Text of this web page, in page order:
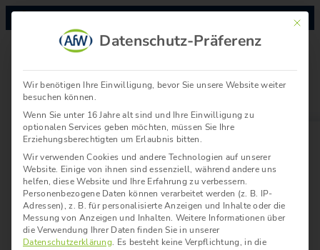
Aktuelles
PositionenTermine
Pressemeldungen
Pressebereich
Mit
Datenschutz-Präferenz
Wir benötigen Ihre Einwilligung, bevor Sie unsere Website weiter
besuchen können.
Wenn Sie unter 16 Jahre alt sind und Ihre Einwilligung zu
optionalen Services geben möchten, müssen Sie Ihre
Erziehungsberechtigten um Erlaubnis bitten.
Wir verwenden Cookies und andere Technologien auf unserer
Website. Einige von ihnen sind essenziell, während andere uns
helfen, diese Website und Ihre Erfahrung zu verbessern.
Personenbezogene Daten können verarbeitet werden (z. B. IP-
Adressen), z. B. für personalisierte Anzeigen und Inhalte oder die
Messung von Anzeigen und Inhalten. Weitere Informationen über
die Verwendung Ihrer Daten finden Sie in unserer
Datenschutzerklärung. Es besteht keine Verpflichtung, in die